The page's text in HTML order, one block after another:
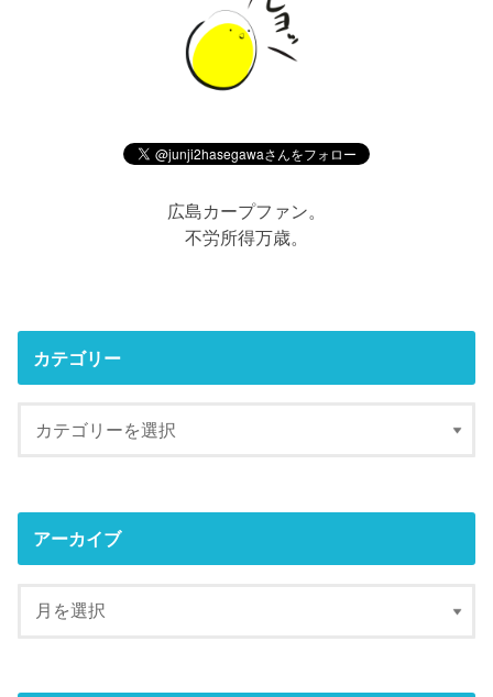
広島カープファン。
不労所得万歳。
カテゴリー
アーカイブ